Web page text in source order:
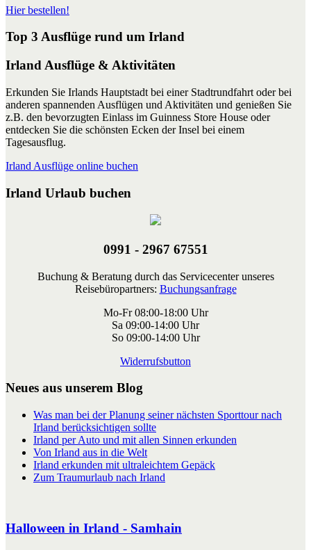
Hier bestellen!
Top 3 Ausflüge rund um Irland
Irland Ausflüge & Aktivitäten
Erkunden Sie Irlands Hauptstadt bei einer Stadtrundfahrt oder bei
anderen spannenden Ausflügen und Aktivitäten und genießen Sie
z.B. den bevorzugten Einlass im Guinness Store House oder
entdecken Sie die schönsten Ecken der Insel bei einem
Tagesausflug.
Irland Ausflüge online buchen
Irland Urlaub buchen
0991 - 2967 67551
Buchung & Beratung durch das Servicecenter unseres
Reisebüropartners: Buchungsanfrage
Mo-Fr 08:00-18:00 Uhr
Sa 09:00-14:00 Uhr
So 09:00-14:00 Uhr
Widerrufsbutton
Neues aus unserem Blog
Was man bei der Planung seiner nächsten Sporttour nach
Irland berücksichtigen sollte
Irland per Auto und mit allen Sinnen erkunden
Von Irland aus in die Welt
Irland erkunden mit ultraleichtem Gepäck
Zum Traumurlaub nach Irland
Halloween in Irland - Samhain